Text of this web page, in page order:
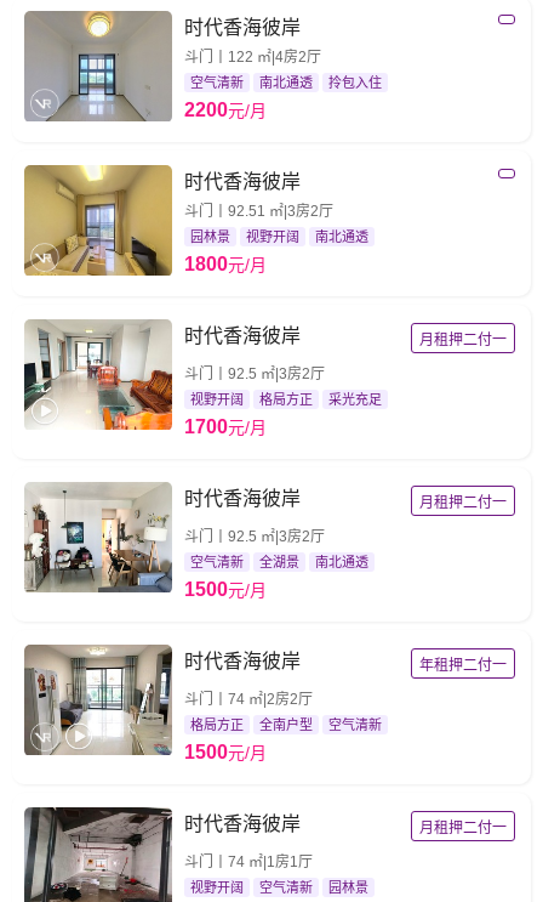
时代香海彼岸
斗门丨122 ㎡|4房2厅
空气清新 南北通透 拎包入住
2200元/月
时代香海彼岸
斗门丨92.51 ㎡|3房2厅
园林景 视野开阔 南北通透
1800元/月
时代香海彼岸
月租押二付一
斗门丨92.5 ㎡|3房2厅
视野开阔 格局方正 采光充足
1700元/月
时代香海彼岸
月租押二付一
斗门丨92.5 ㎡|3房2厅
空气清新 全湖景 南北通透
1500元/月
时代香海彼岸
年租押二付一
斗门丨74 ㎡|2房2厅
格局方正 全南户型 空气清新
1500元/月
时代香海彼岸
月租押二付一
斗门丨74 ㎡|1房1厅
视野开阔 空气清新 园林景